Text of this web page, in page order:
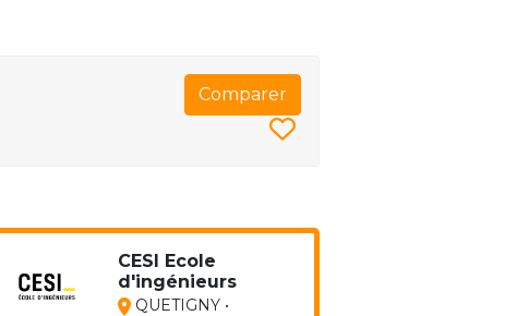
Comparer
CESI Ecole
d'ingénieurs
QUETIGNY •